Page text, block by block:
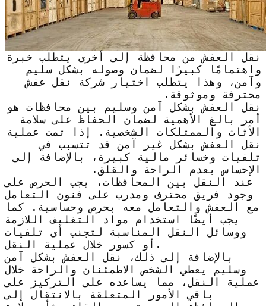
نقل العفش من محافظة إلى أخرى يتطلب خبرة
واهتمامًا كبيرًا لضمان وصوله بشكل سليم
وآمن، وهذا يتطلب اختيار شركة نقل عفش
محترفة وموثوقة.
نقل العفش بشكل آمن وسليم بين محافظات هو
أمر بالغ الأهمية لضمان الحفاظ على سلامة
الأثاث والممتلكات الشخصية. إذا تمت عملية
نقل العفش بشكل غير آمن قد تتسبب في
تلفيات وخسائر مالية كبيرة، بالإضافة إلى
الإحساس بعدم الراحة والقلق.
عند النقل بين المحافظات، يجب الحرص على
وجود فريق محترف ومدرب على فنون التعامل
مع العفش والتعامل معه بحرص وحساسية. كما
يجب أيضًا استخدام مواد التغليف اللازمة
ووسائل النقل المناسبة لتجنب أي تلفيات
أو كسور خلال عملية النقل.
بالإضافة إلى ذلك، نقل العفش بشكل آمن
وسليم يعطي الشخص الاطمئنان والراحة خلال
عملية النقل، مما يساعده على التركيز على
باقي الأمور المتعلقة بالانتقال إلى